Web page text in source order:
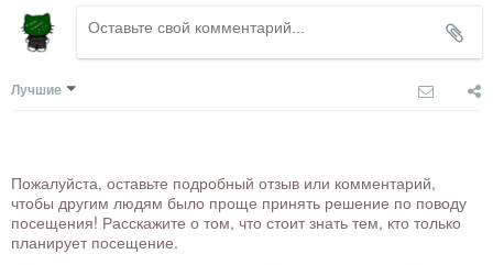
Лучшие
Пожалуйста, оставьте подробный отзыв или комментарий,
чтобы другим людям было проще принять решение по поводу
посещения! Расскажите о том, что стоит знать тем, кто только
планирует посещение.